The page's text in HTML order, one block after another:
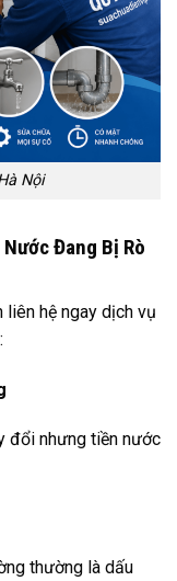
Nội
Đang Bị Rò
liên hệ ngay dịch vụ
:
đổi nhưng tiền nước
thường là dấu